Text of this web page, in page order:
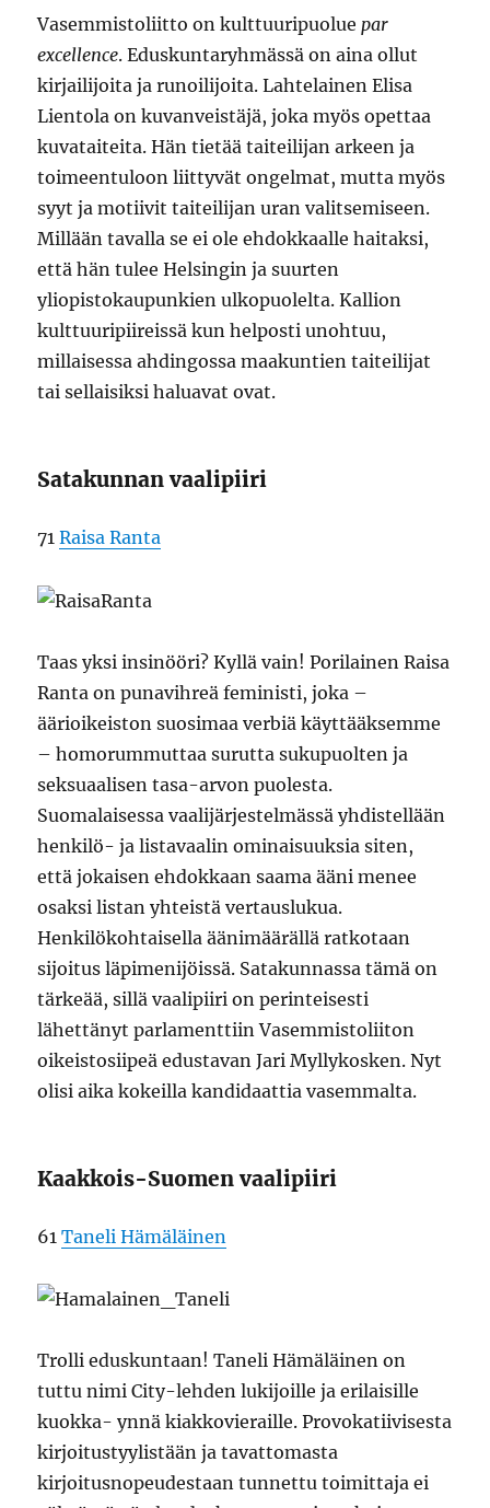
Vasemmistoliitto on kulttuuripuolue par
excellence. Eduskuntaryhmässä on aina ollut
kirjailijoita ja runoilijoita. Lahtelainen Elisa
Lientola on kuvanveistäjä, joka myös opettaa
kuvataiteita. Hän tietää taiteilijan arkeen ja
toimeentuloon liittyvät ongelmat, mutta myös
syyt ja motiivit taiteilijan uran valitsemiseen.
Millään tavalla se ei ole ehdokkaalle haitaksi,
että hän tulee Helsingin ja suurten
yliopistokaupunkien ulkopuolelta. Kallion
kulttuuripiireissä kun helposti unohtuu,
millaisessa ahdingossa maakuntien taiteilijat
tai sellaisiksi haluavat ovat.
Satakunnan vaalipiiri
71Raisa Ranta
Taas yksi insinööri? Kyllä vain! Porilainen Raisa
Ranta on punavihreä feministi, joka –
äärioikeiston suosimaa verbiä käyttääksemme
– homorummuttaa surutta sukupuolten ja
seksuaalisen tasa-arvon puolesta.
Suomalaisessa vaalijärjestelmässä yhdistellään
henkilö- ja listavaalin ominaisuuksia siten,
että jokaisen ehdokkaan saama ääni menee
osaksi listan yhteistä vertauslukua.
Henkilökohtaisella äänimäärällä ratkotaan
sijoitus läpimenijöissä. Satakunnassa tämä on
tärkeää, sillä vaalipiiri on perinteisesti
lähettänyt parlamenttiin Vasemmistoliiton
oikeistosiipeä edustavan Jari Myllykosken. Nyt
olisi aika kokeilla kandidaattia vasemmalta.
Kaakkois-Suomen vaalipiiri
61Taneli Hämäläinen
Trolli eduskuntaan! Taneli Hämäläinen on
tuttu nimi City-lehden lukijoille ja erilaisille
kuokka- ynnä kiakkovieraille. Provokatiivisesta
kirjoitustyylistään ja tavattomasta
kirjoitusnopeudestaan tunnettu toimittaja ei